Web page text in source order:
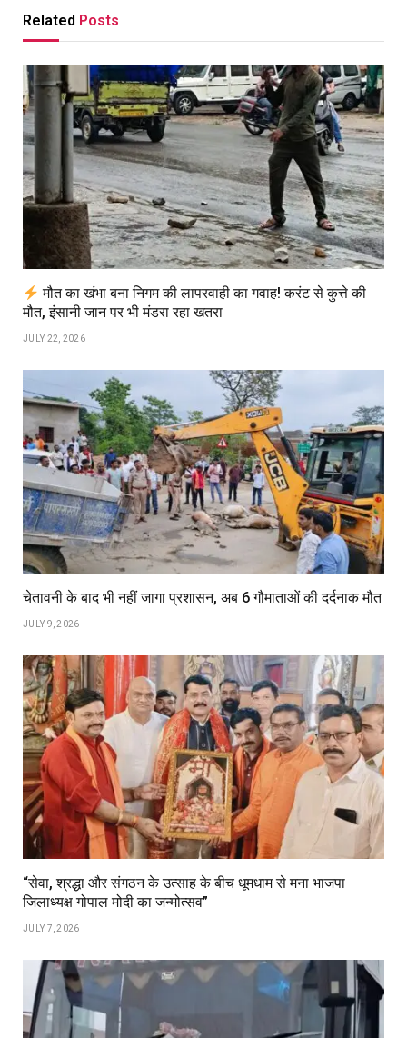
Related Posts
मौत का खंभा बना निगम की लापरवाही का गवाह! करंट से कुत्ते की
मौत, इंसानी जान पर भी मंडरा रहा खतरा
JULY 22, 2026
चेतावनी के बाद भी नहीं जागा प्रशासन, अब 6 गौमाताओं की दर्दनाक मौत
JULY 9, 2026
“सेवा, श्रद्धा और संगठन के उत्साह के बीच धूमधाम से मना भाजपा
जिलाध्यक्ष गोपाल मोदी का जन्मोत्सव”
JULY 7, 2026